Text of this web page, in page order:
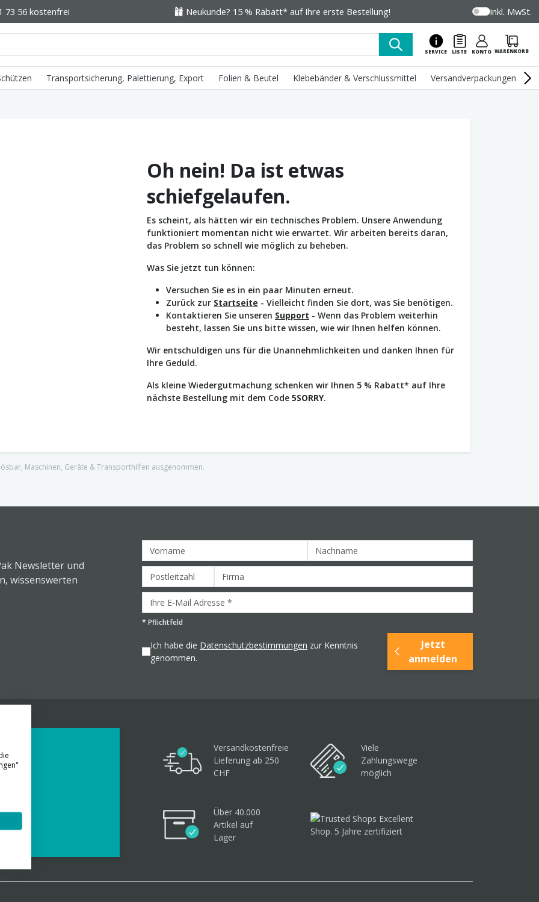
73 56 kostenfrei Neukunde? 15 % Rabatt* auf Ihre erste Bestellung! inkl. MwSt.
SERVICE LISTE KONTO WARENKORB
Transportsicherung, Palettierung, Export Folien & Beutel Klebebänder & Verschlussmittel Versandverpackungen
Oh nein! Da ist etwas
schiefgelaufen.
Es scheint, als hätten wir ein technisches Problem. Unsere Anwendung
funktioniert momentan nicht wie erwartet. Wir arbeiten bereits daran,
das Problem so schnell wie möglich zu beheben.
Was Sie jetzt tun können:
Versuchen Sie es in ein paar Minuten erneut.
Zurück zur Startseite - Vielleicht finden Sie dort, was Sie benötigen.
Kontaktieren Sie unseren Support - Wenn das Problem weiterhin
besteht, lassen Sie uns bitte wissen, wie wir Ihnen helfen können.
Wir entschuldigen uns für die Unannehmlichkeiten und danken Ihnen für
Ihre Geduld.
Als kleine Wiedergutmachung schenken wir Ihnen 5 % Rabatt* auf Ihre
nächste Bestellung mit dem Code 5SORRY.
Maschinen, Geräte & Transporthilfen ausgenommen.
Newsletter und
wissenswerten
* Pflichtfeld
Ich habe die Datenschutzbestimmungen zur Kenntnis
genommen.
Jetzt
anmelden
Versandkostenfreie
Lieferung ab 250
CHF
Viele
Zahlungswege
möglich
Über 40.000
Artikel auf
Lager